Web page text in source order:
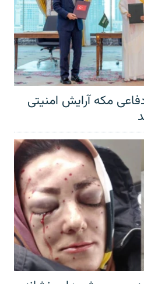
مکه آرایش امنیتی